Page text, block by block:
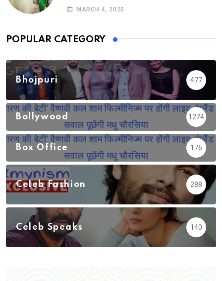
MARCH 4, 2020
POPULAR CATEGORY
Bhojpuri 477
Bollywood 1274
Box Office 176
Celeb Fashion 288
Celeb Speaks 140